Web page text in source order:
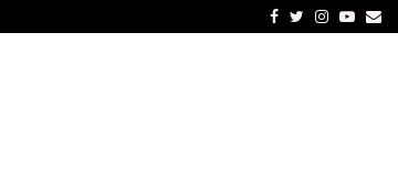
FacebookTwitter
Instagram